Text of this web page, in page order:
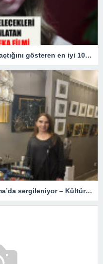
İnsanlığın başına nasıl bir bela açtığını gösteren en iyi 10 yapay zekâ filmi!
‘ReBirth’ koleksiyonu Çukurcuma’da sergileniyor – Kültür Sanat & Sinema